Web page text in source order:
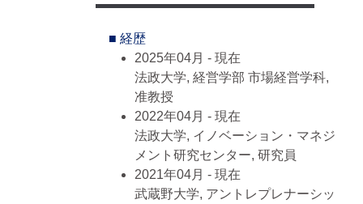
人文・社会, 経営学, マーケティン
グ
■ 経歴
2025年04月 - 現在
法政大学, 経営学部 市場経営学科,
准教授
2022年04月 - 現在
法政大学, イノベーション・マネジ
メント研究センター, 研究員
2021年04月 - 現在
武蔵野大学, アントレプレナーシッ